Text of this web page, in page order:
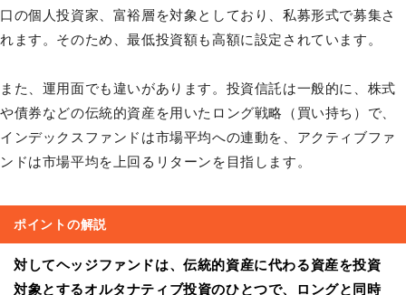
口の個人投資家、富裕層を対象としており、私募形式で募集さ
れます。そのため、最低投資額も高額に設定されています。
また、運用面でも違いがあります。投資信託は一般的に、株式
や債券などの伝統的資産を用いたロング戦略（買い持ち）で、
インデックスファンドは市場平均への連動を、アクティブファ
ンドは市場平均を上回るリターンを目指します。
ポイントの解説
対してヘッジファンドは、伝統的資産に代わる資産を投資
対象とするオルタナティブ投資のひとつで、ロングと同時